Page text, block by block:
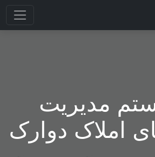
مدیریت
املاک دوارک